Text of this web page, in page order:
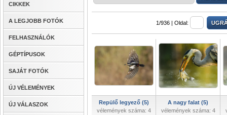
CIKKEK
A LEGJOBB FOTÓK
FELHASZNÁLÓK
GÉPTÍPUSOK
SAJÁT FOTÓK
ÚJ VÉLEMÉNYEK
ÚJ VÁLASZOK
1/936 | Oldal:
Repülő legyező (5)
vélemények száma: 4
A nagy falat (5)
vélemények száma: 4